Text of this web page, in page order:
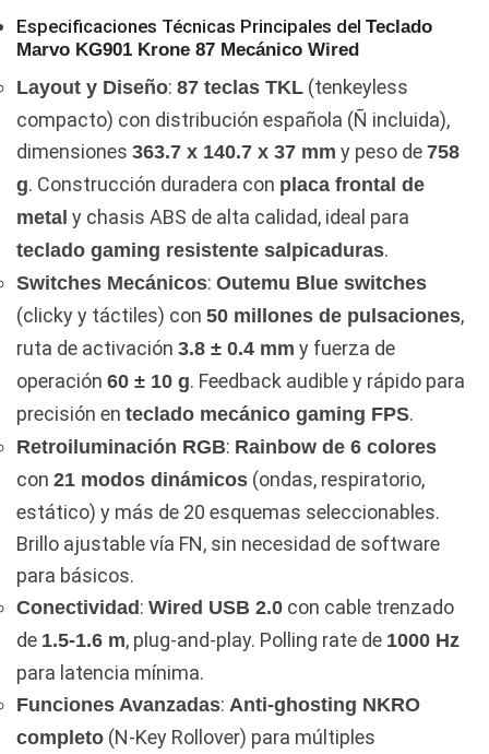
Especificaciones Técnicas Principales del Teclado
Marvo KG901 Krone 87 Mecánico Wired
Layout y Diseño: 87 teclas TKL (tenkeyless
compacto) con distribución española (Ñ incluida),
dimensiones 363.7 x 140.7 x 37 mm y peso de 758
g. Construcción duradera con placa frontal de
metal y chasis ABS de alta calidad, ideal para
teclado gaming resistente salpicaduras.
Switches Mecánicos: Outemu Blue switches
(clicky y táctiles) con 50 millones de pulsaciones,
ruta de activación 3.8 ± 0.4 mm y fuerza de
operación 60 ± 10 g. Feedback audible y rápido para
precisión en teclado mecánico gaming FPS.
Retroiluminación RGB: Rainbow de 6 colores
con 21 modos dinámicos (ondas, respiratorio,
estático) y más de 20 esquemas seleccionables.
Brillo ajustable vía FN, sin necesidad de software
para básicos.
Conectividad : Wired USB 2.0 con cable trenzado
de 1.5-1.6 m, plug-and-play. Polling rate de 1000 Hz
para latencia mínima.
Funciones Avanzadas: Anti-ghosting NKRO
completo (N-Key Rollover) para múltiples